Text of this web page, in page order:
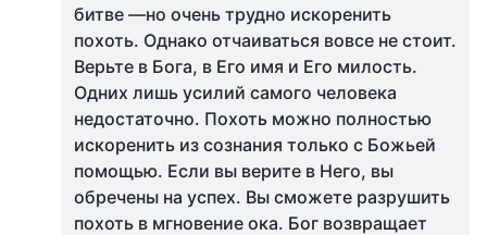
битве —но очень трудно искоренить
похоть. Однако отчаиваться вовсе не стоит.
Верьте в Бога, в Его имя и Его милость.
Одних лишь усилий самого человека
недостаточно. Похоть можно полностью
искоренить из сознания только с Божьей
помощью. Если вы верите в Него, вы
обречены на успех. Вы сможете разрушить
похоть в мгновение ока. Бог возвращает